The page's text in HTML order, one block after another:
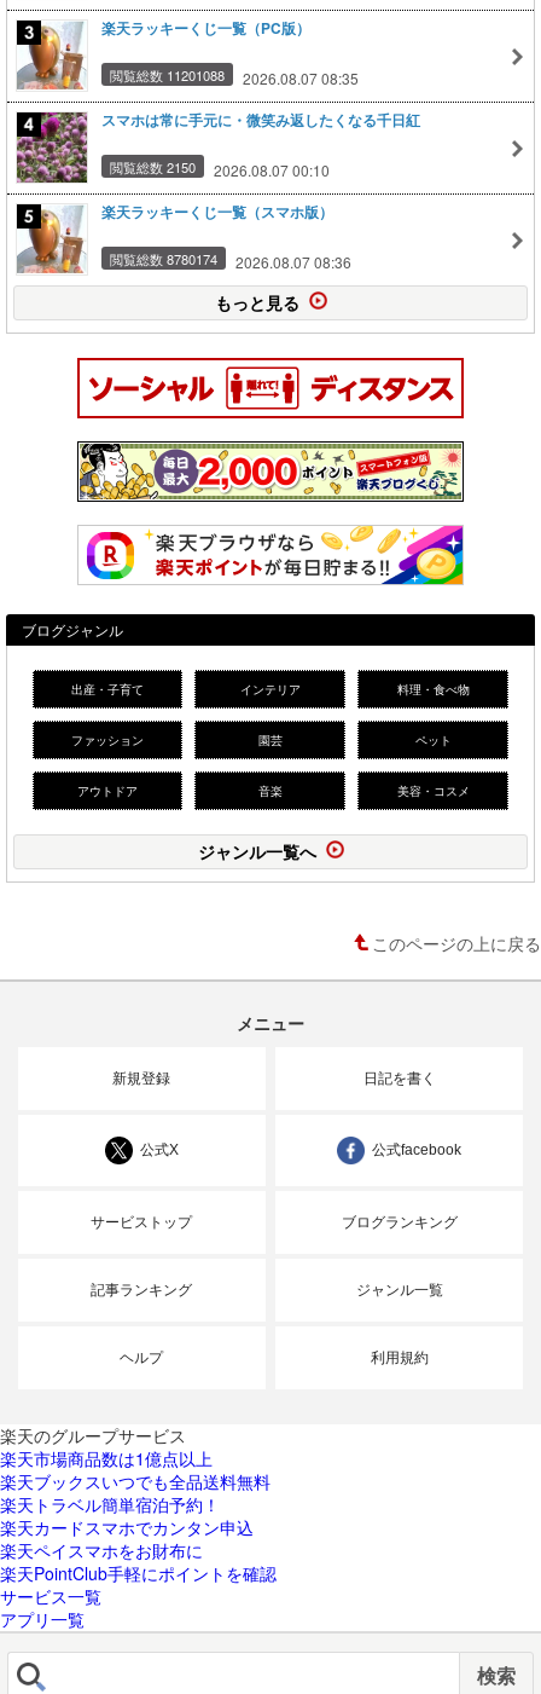
楽天ラッキーくじ一覧（PC版）
閲覧総数 11201088 2026.08.07 08:35
スマホは常に手元に・微笑み返したくなる千日紅
閲覧総数 2150 2026.08.07 00:10
楽天ラッキーくじ一覧（スマホ版）
閲覧総数 8780174 2026.08.07 08:36
もっと見る
ブログジャンル
出産・子育て インテリア 料理・食べ物
ファッション 園芸 ペット
アウトドア 音楽 美容・コスメ
ジャンル一覧へ
このページの上に戻る
メニュー
新規登録 日記を書く
公式X 公式facebook
サービストップ ブログランキング
記事ランキング ジャンル一覧
ヘルプ 利用規約
楽天のグループサービス
楽天市場商品数は1億点以上
楽天ブックスいつでも全品送料無料
楽天トラベル簡単宿泊予約！
楽天カードスマホでカンタン申込
楽天ペイスマホをお財布に
楽天PointClub手軽にポイントを確認
サービス一覧
アプリ一覧